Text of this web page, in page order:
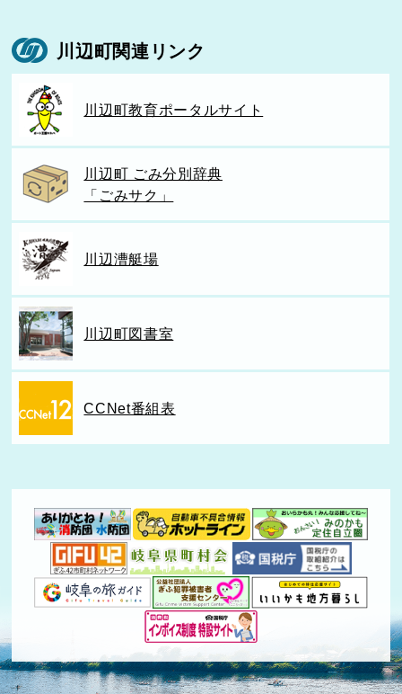
川辺町関連リンク
川辺町教育ポータルサイト
川辺町 ごみ分別辞典
「ごみサク」
川辺漕艇場
川辺町図書室
CCNet番組表